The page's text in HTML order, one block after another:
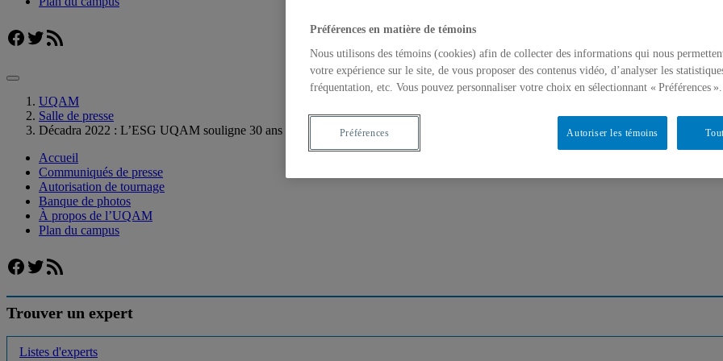
Facebook
Twitter
Flux RSS
UQAM
Salle de presse
Décadra 2022 : L’ESG UQAM souligne 30 ans de réalisations
Accueil
Communiqués de presse
Autorisation de tournage
Banque de photos
À propos de l’UQAM
Plan du campus
Facebook
Twitter
Flux RSS
Trouver un expert
Listes d'experts
Préférences en matière de témoins
Nous utilisons des témoins (cookies) afin de collecter des informations qui nous
votre expérience sur le site, de vous proposer des contenus vidéo, d’analyser les
fréquentation, etc. Vous pouvez personnaliser votre choix en sélectionnant « Préférences ».
Autoriser les témoins
Préférences